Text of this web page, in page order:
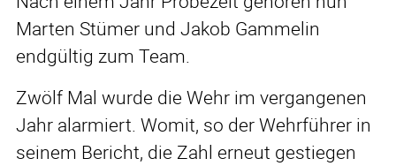
Marten Stümer und Jakob Gammelin
endgültig zum Team.
Zwölf Mal wurde die Wehr im vergangenen
Jahr alarmiert. Womit, so der Wehrführer in
seinem Bericht, die Zahl erneut gestiegen